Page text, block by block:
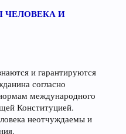
ЧЕЛОВЕКА И
и гарантируются
согласно
международного
Конституцией.
неотчуждаемы и